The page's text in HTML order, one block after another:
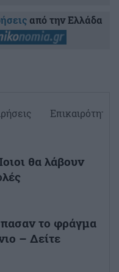
από την Ελλάδα
Επικαιρότητα
θα λάβουν
το φράγμα
– Δείτε